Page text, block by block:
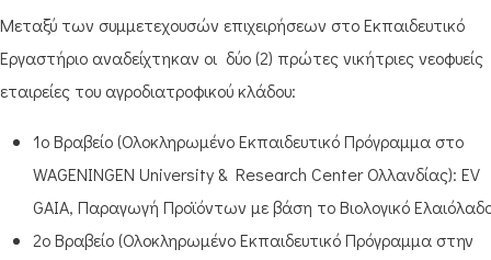
Μεταξύ των συμμετεχουσών επιχειρήσεων στο Εκπαιδευτικό
Εργαστήριο αναδείχτηκαν οι δύο (2) πρώτες νικήτριες νεοφυείς
εταιρείες του αγροδιατροφικού κλάδου:
1ο Βραβείο (Ολοκληρωμένο Εκπαιδευτικό Πρόγραμμα στο
WAGENINGEN University & Research Center Ολλανδίας): EV
GAIA, Παραγωγή Προϊόντων με βάση το Βιολογικό
2ο Βραβείο (Ολοκληρωμένο Εκπαιδευτικό Πρόγραμμα στην